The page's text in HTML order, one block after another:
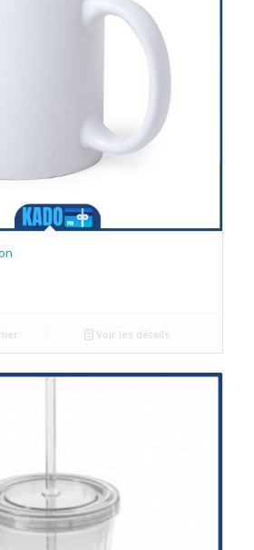
Voir les détails